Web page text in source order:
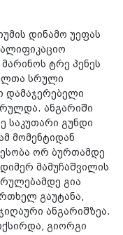
დინამო უეფას
ტრე პენეს
სრული
დამაჯერებელი
ანგარიში
საკუთარი გუნდი
მომენტიდან
ორ ბურთამდე
მამუჩაშვილის
გია
გაუტანა,
ანგარიშზეა.
გიორგი